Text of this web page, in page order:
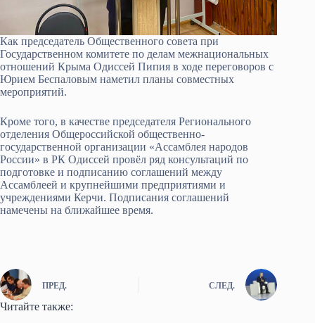
Как председатель Общественного совета при
Государственном комитете по делам межнациональных
отношений Крыма Одиссей Пипия в ходе переговоров с
Юрием Беспаловым наметил планы совместных
мероприятий.
Кроме того, в качестве председателя Регионального
отделения Общероссийской общественно-
государственной организации «Ассамблея народов
России» в РК Одиссей провёл ряд консультаций по
подготовке и подписанию соглашений между
Ассамблеей и крупнейшими предприятиями и
учреждениями Керчи. Подписания соглашений
намечены на ближайшее время.
ПРЕД. СЛЕД.
Читайте также: